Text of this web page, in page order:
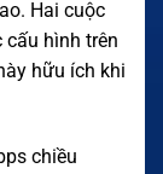
Hai cuộc
hình trên
hữu ích khi
chiều